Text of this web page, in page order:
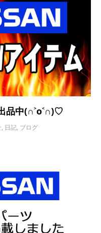
品中(∩˃o˂∩)♡
, 日記, ブログ